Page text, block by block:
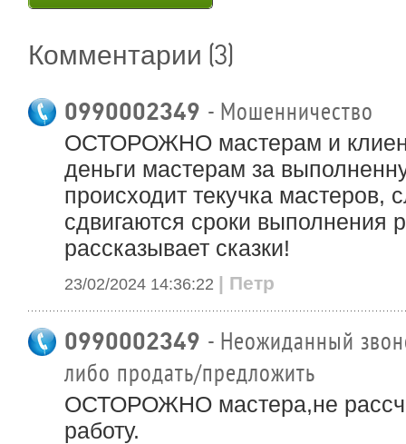
Комментарии (3)
0990002349 - Мошенничество
ОСТОРОЖНО мастерам и
деньги мастерам за
происходит текучка мастеров,
сдвигаются сроки выполнения
рассказывает сказки!
23/02/2024 14:36:22 | Петр
0990002349 - Неожиданный
либо продать/предложить
ОСТОРОЖНО мастера,не
работу.